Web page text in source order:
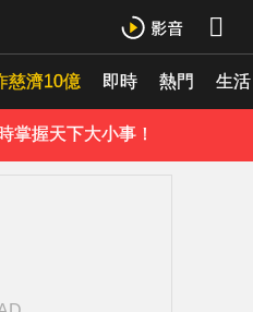
慈濟10億 即時 熱門 生活
《理財達人秀》X 安聯投信免費講座報名中！搶先卡位 2027
掌握天下大小事！